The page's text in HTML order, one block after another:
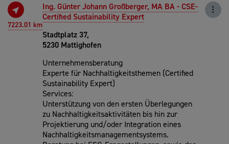
7223.01 km
Ing. Günter Johann Großberger, MA BA - CSE-
Certified Sustainability Expert
Stadtplatz 37,
5230 Mattighofen
Unternehmensberatung
Experte für Nachhaltigkeitsthemen (Certified
Sustainability Expert)
Services:
Unterstützung von den ersten Überlegungen
zu Nachhaltigkeitsaktivitäten bis hin zur
Projektierung und/oder Integration eines
Nachhaltigkeitsmanagementsystems.